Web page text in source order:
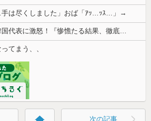
手は尽くしました」おば「ｱｯ…ｯｽ…」→
韓国人「安貞桓が韓国代表に激怒！『惨憺たる結果、徹底的な刷新が必要だ』と監督や協会を痛烈批判」
てまう、、
次の記事